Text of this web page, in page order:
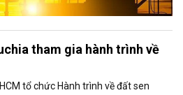
tham gia hành trình về
tổ chức Hành trình về đất sen